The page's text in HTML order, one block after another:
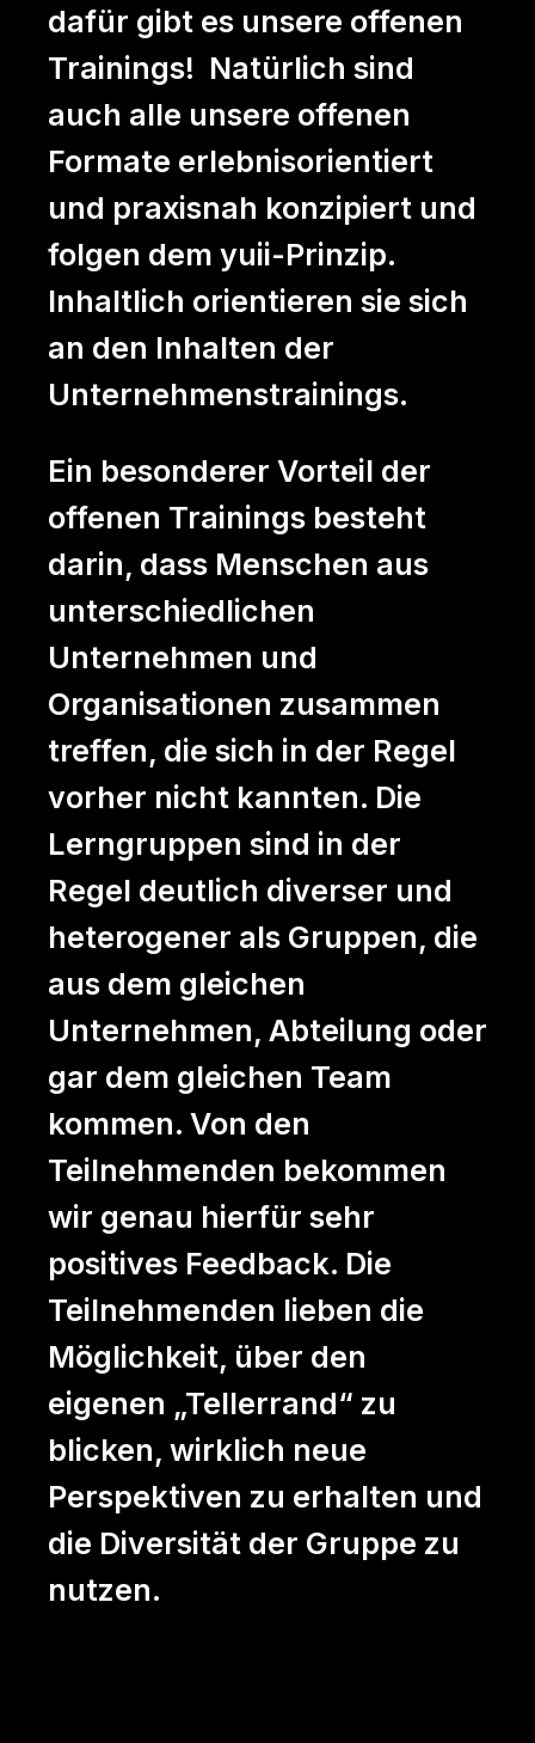
dafür gibt es unsere offenen
Trainings! Natürlich sind
auch alle unsere offenen
Formate erlebnisorientiert
und praxisnah konzipiert und
folgen dem yuii-Prinzip.
Inhaltlich orientieren sie sich
an den Inhalten der
Unternehmenstrainings.
Ein besonderer Vorteil der
offenen Trainings besteht
darin, dass Menschen aus
unterschiedlichen
Unternehmen und
Organisationen zusammen
treffen, die sich in der Regel
vorher nicht kannten. Die
Lerngruppen sind in der
Regel deutlich diverser und
heterogener als Gruppen, die
aus dem gleichen
Unternehmen, Abteilung oder
gar dem gleichen Team
kommen. Von den
Teilnehmenden bekommen
wir genau hierfür sehr
positives Feedback. Die
Teilnehmenden lieben die
Möglichkeit, über den
eigenen „Tellerrand“ zu
blicken, wirklich neue
Perspektiven zu erhalten und
die Diversität der Gruppe zu
nutzen.